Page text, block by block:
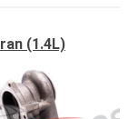
(1.4L)